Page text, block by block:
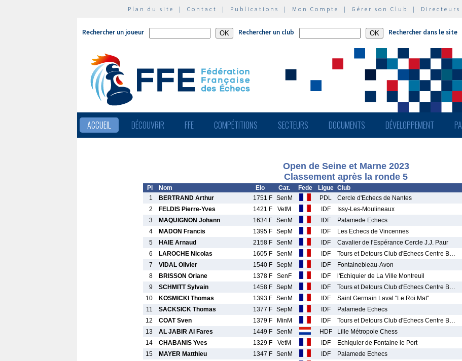
Plan du site | Contact | Publications | Mon Compte | Gérer son Club | Directeurs
Rechercher un joueur Rechercher un club Rechercher dans le site
ACCUEIL DÉCOUVRIR FFE COMPÉTITIONS SECTEURS DOCUMENTS DÉVELOPPEMENT
Open de Seine et Marne 2023
Classement après la ronde 5
Pl Nom Elo Cat. Fede Ligue Club
1
BERTRAND Arthur 1751 F SenM PDL Cercle d'Echecs de Nantes
2
FELDIS Pierre-Yves 1421 F VetM IDF Issy-Les-Moulineaux
3
MAQUIGNON Johann 1634 F SenM IDF Palamede Echecs
4
MADON Francis 1395 F SepM IDF Les Echecs de Vincennes
5
HAIE Arnaud 2158 F SenM IDF Cavalier de l'Espérance Cercle J.J. Paur
6
LAROCHE Nicolas 1605 F SenM IDF Tours et Detours Club d'Echecs Centre B…
7
VIDAL Olivier 1540 F SepM IDF Fontainebleau-Avon
8
BRISSON Oriane 1378 F SenF IDF l'Echiquier de La Ville Montreuil
9
SCHMITT Sylvain 1458 F SepM IDF Tours et Detours Club d'Echecs Centre B…
10
KOSMICKI Thomas 1393 F SenM IDF Saint Germain Laval "Le Roi Mat"
11
SACKSICK Thomas 1377 F SepM IDF Palamede Echecs
12
COAT Sven 1379 F MinM IDF Tours et Detours Club d'Echecs Centre B…
13
AL JABIR Al Fares 1449 F SenM HDF Lille Métropole Chess
14
CHABANIS Yves 1329 F VetM IDF Echiquier de Fontaine le Port
15
MAYER Matthieu 1347 F SenM IDF Palamede Echecs